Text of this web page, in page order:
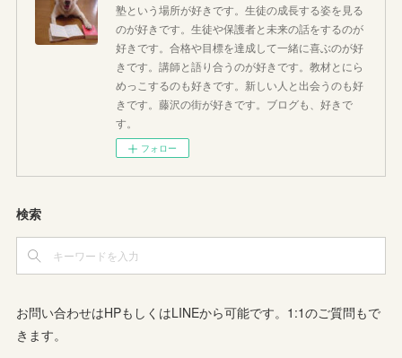
塾という場所が好きです。生徒の成長する姿を見る
のが好きです。生徒や保護者と未来の話をするのが
好きです。合格や目標を達成して一緒に喜ぶのが好
きです。講師と語り合うのが好きです。教材とにら
めっこするのも好きです。新しい人と出会うのも好
きです。藤沢の街が好きです。ブログも、好きで
す。
フォロー
検索
お問い合わせはHPもしくはLINEから可能です。1:1のご質問もで
きます。